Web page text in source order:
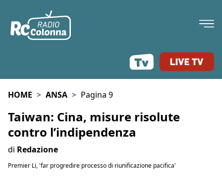
HOME ANSA Pagina 9
Taiwan: Cina, misure risolute
contro l’indipendenza
di Redazione
Premier Li, 'far progredire processo di riunificazione pacifica'